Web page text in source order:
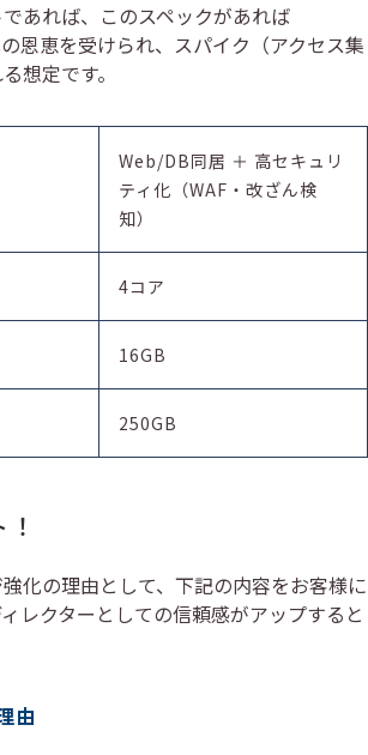
あれば、このスペックがあれば
恩恵を受けられ、スパイク（アクセス集
想定です。
Web/DB同居 ＋ 高セキュリ
ティ化（WAF・改ざん検
知）
4コア
16GB
250GB
化の理由として、下記の内容をお客様に
レクターとしての信頼感がアップすると
由